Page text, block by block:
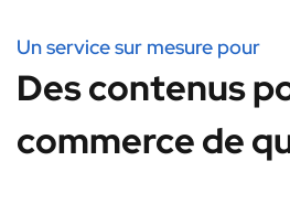
Un service sur mesure pour
Des contenus
commerce de